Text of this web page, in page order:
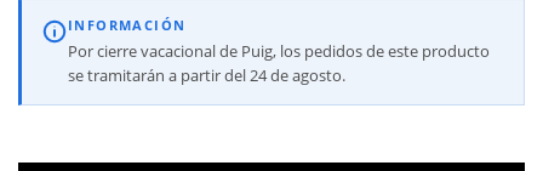
INFORMACIÓN
Por cierre vacacional de Puig, los pedidos de este producto
se tramitarán a partir del 24 de agosto.